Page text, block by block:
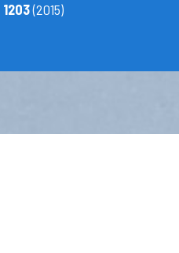
1203(2015)